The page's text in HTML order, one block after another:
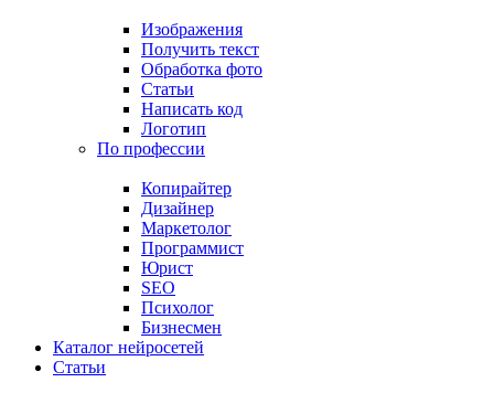
Изображения
Получить текст
Обработка фото
Статьи
Написать код
Логотип
По профессии
Копирайтер
Дизайнер
Маркетолог
Программист
Юрист
SEO
Психолог
Бизнесмен
Каталог нейросетей
Статьи